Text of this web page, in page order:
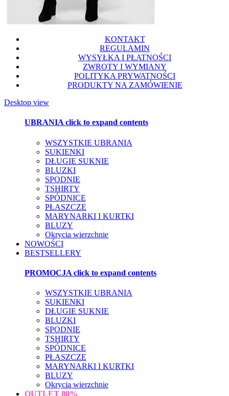
KONTAKT
REGULAMIN
WYSYŁKA I PŁATNOŚCI
ZWROTY I WYMIANY
POLITYKA PRYWATNOŚCI
PRODUKTY NA ZAMÓWIENIE
Desktop view
UBRANIAclick to expand contents
WSZYSTKIE UBRANIA
SUKIENKI
DŁUGIE SUKNIE
BLUZKI
SPODNIE
TSHIRTY
SPÓDNICE
PŁASZCZE
MARYNARKI I KURTKI
BLUZY
Okrycia wierzchnie
NOWOŚCI
BESTSELLERY
PROMOCJA click to expand contents
WSZYSTKIE UBRANIA
SUKIENKI
DŁUGIE SUKNIE
BLUZKI
SPODNIE
TSHIRTY
SPÓDNICE
PŁASZCZE
MARYNARKI I KURTKI
BLUZY
Okrycia wierzchnie
OUTLET 80%